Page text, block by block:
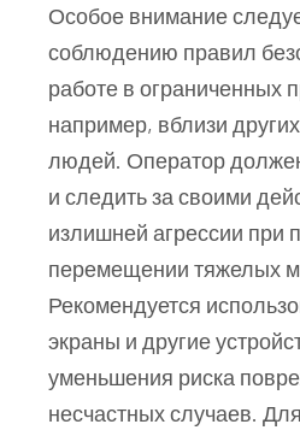
Особое внимание
соблюдению правил
работе в ограниченных
например, вблизи
людей. Оператор
и следить за своими
излишней агрессии при
перемещении тяжелых
Рекомендуется
экраны и другие
уменьшения риска
несчастных случаев.